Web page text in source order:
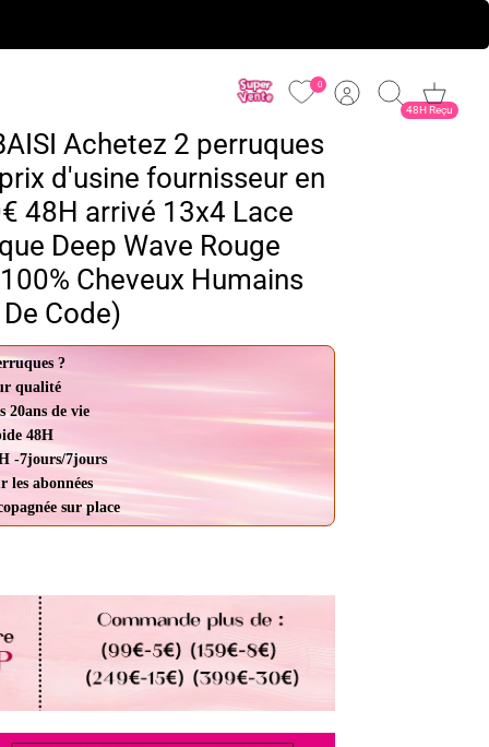
48H Reçu
0
CompteRecherchePanier
Achetez 2 perruques
d'usine fournisseur en
48H arrivé 13x4 Lace
Deep Wave Rouge
Cheveux Humains
Code)
?
qualité
20ans de vie
48H
-7jours/7jours
les abonnées
sur place